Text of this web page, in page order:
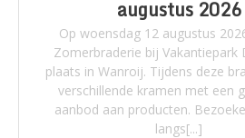
augustus 2026
Op woensdag 12 augustus
Zomerbraderie bij Vakantiepark
plaats in Wanroij. Tijdens deze
verschillende kramen met een
aanbod aan producten.
langs[...]